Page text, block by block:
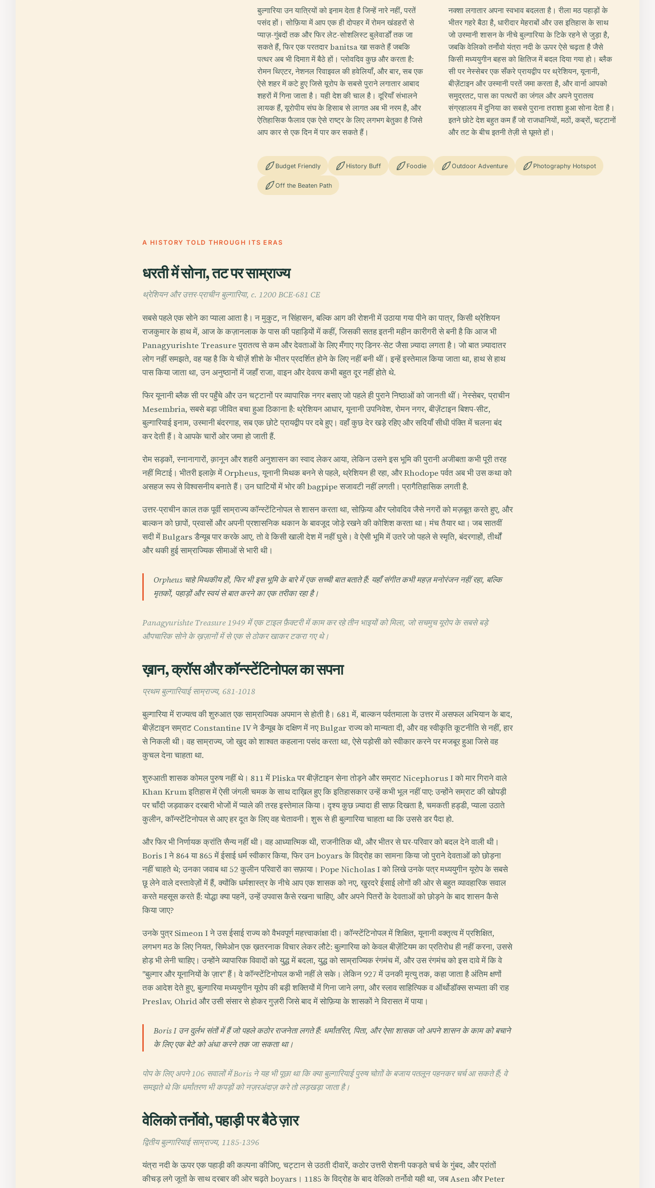
बुल्गारिया उन यात्रियों को इनाम देता है जिन्हें नारे नहीं, परतें
पसंद हों। सोफ़िया में आप एक ही दोपहर में रोमन खंडहरों से
प्याज़-गुंबदों तक और फिर लेट-सोशलिस्ट बुलेवार्डों तक जा
सकते हैं, फिर एक परतदार banitsa खा सकते हैं जबकि
पत्थर अब भी दिमाग़ में बैठे हों। प्लोवदिव कुछ और करता है:
रोमन थिएटर, नेशनल रिवाइवल की हवेलियाँ, और बार, सब एक
ऐसे शहर में कटे हुए जिसे यूरोप के सबसे पुराने लगातार आबाद
शहरों में गिना जाता है। यही देश की चाल है। दूरियाँ संभालने
लायक हैं, यूरोपीय संघ के हिसाब से लागत अब भी नरम है, और
ऐतिहासिक फैलाव एक ऐसे राष्ट्र के लिए लगभग बेतुका है जिसे
आप कार से एक दिन में पार कर सकते हैं।
नक्शा लगातार अपना स्वभाव बदलता है। रीला मठ पहाड़ों के
भीतर गहरे बैठा है, धारीदार मेहराबों और उस इतिहास के साथ
जो उस्मानी शासन के नीचे बुल्गारिया के टिके रहने से जुड़ा है,
जबकि वेलिको तर्नोवो यंत्रा नदी के ऊपर ऐसे चढ़ता है जैसे
किसी मध्ययुगीन बहस को क्षितिज में बदल दिया गया हो। ब्लैक
सी पर नेस्सेबर एक सँकरे प्रायद्वीप पर थ्रेशियन, यूनानी,
बीज़ेंटाइन और उस्मानी परतें जमा करता है, और वार्ना आपको
समुद्रतट, पास का पत्थरों का जंगल और अपने पुरातत्व
संग्रहालय में दुनिया का सबसे पुराना तराशा हुआ सोना देता है।
इतने छोटे देश बहुत कम हैं जो राजधानियों, मठों, कब्रों, चट्टानों
और तट के बीच इतनी तेज़ी से घूमते हों।
Budget Friendly History Buff Foodie Outdoor Adventure Photography Hotspot
Off the Beaten Path
A HISTORY TOLD THROUGH ITS ERAS
धरती में सोना, तट पर साम्राज्य
थ्रेशियन और उत्तर-प्राचीन बुल्गारिया, c. 1200 BCE-681 CE
सबसे पहले एक सोने का प्याला आता है। न मुकुट, न सिंहासन, बल्कि आग की रोशनी में उठाया गया पीने का पात्र, किसी थ्रेशियन
राजकुमार के हाथ में, आज के कज़ानलाक के पास की पहाड़ियों में कहीं, जिसकी सतह इतनी महीन कारीगरी से बनी है कि आज भी
Panagyurishte Treasure पुरातत्व से कम और देवताओं के लिए मँगाए गए डिनर-सेट जैसा ज़्यादा लगता है। जो बात ज़्यादातर
लोग नहीं समझते, वह यह है कि ये चीज़ें शीशे के भीतर प्रदर्शित होने के लिए नहीं बनी थीं। इन्हें इस्तेमाल किया जाता था, हाथ से हाथ
पास किया जाता था, उन अनुष्ठानों में जहाँ राजा, वाइन और देवत्व कभी बहुत दूर नहीं होते थे.
फिर यूनानी ब्लैक सी पर पहुँचे और उन चट्टानों पर व्यापारिक नगर बसाए जो पहले ही पुराने निष्ठाओं को जानती थीं। नेस्सेबर, प्राचीन
Mesembria, सबसे बड़ा जीवित बचा हुआ ठिकाना है: थ्रेशियन आधार, यूनानी उपनिवेश, रोमन नगर, बीज़ेंटाइन बिशप-सीट,
बुल्गारियाई इनाम, उस्मानी बंदरगाह, सब एक छोटे प्रायद्वीप पर दबे हुए। वहाँ कुछ देर खड़े रहिए और सदियाँ सीधी पंक्ति में चलना बंद
कर देती हैं। वे आपके चारों ओर जमा हो जाती हैं.
रोम सड़कों, स्नानागारों, क़ानून और शहरी अनुशासन का स्वाद लेकर आया, लेकिन उसने इस भूमि की पुरानी अजीबता कभी पूरी तरह
नहीं मिटाई। भीतरी इलाक़े में Orpheus, यूनानी मिथक बनने से पहले, थ्रेशियन ही रहा, और Rhodope पर्वत अब भी उस कथा को
असहज रूप से विश्वसनीय बनाते हैं। उन घाटियों में भोर की bagpipe सजावटी नहीं लगती। प्रागैतिहासिक लगती है.
उत्तर-प्राचीन काल तक पूर्वी साम्राज्य कॉन्स्टेंटिनोपल से शासन करता था, सोफ़िया और प्लोवदिव जैसे नगरों को मज़बूत करते हुए, और
बाल्कन को छापों, प्रवासों और अपनी प्रशासनिक थकान के बावजूद जोड़े रखने की कोशिश करता था। मंच तैयार था। जब सातवीं
सदी में Bulgars डैन्यूब पार करके आए, तो वे किसी खाली देश में नहीं घुसे। वे ऐसी भूमि में उतरे जो पहले से स्मृति, बंदरगाहों, तीर्थों
और थकी हुई साम्राज्यिक सीमाओं से भारी थी।
Orpheus चाहे मिथकीय हों, फिर भी इस भूमि के बारे में एक सच्ची बात बताते हैं: यहाँ संगीत कभी महज़ मनोरंजन नहीं रहा, बल्कि
मृतकों, पहाड़ों और स्वयं से बात करने का एक तरीका रहा है।
Panagyurishte Treasure 1949 में एक टाइल फ़ैक्टरी में काम कर रहे तीन भाइयों को मिला, जो सचमुच यूरोप के सबसे बड़े
औपचारिक सोने के ख़ज़ानों में से एक से ठोकर खाकर टकरा गए थे।
ख़ान, क्रॉस और कॉन्स्टेंटिनोपल का सपना
प्रथम बुल्गारियाई साम्राज्य, 681-1018
बुल्गारिया में राज्यत्व की शुरुआत एक साम्राज्यिक अपमान से होती है। 681 में, बाल्कन पर्वतमाला के उत्तर में असफल अभियान के बाद,
बीज़ेंटाइन सम्राट Constantine IV ने डैन्यूब के दक्षिण में नए Bulgar राज्य को मान्यता दी, और वह स्वीकृति कूटनीति से नहीं, हार
से निकली थी। वह साम्राज्य, जो खुद को शाश्वत कहलाना पसंद करता था, ऐसे पड़ोसी को स्वीकार करने पर मजबूर हुआ जिसे वह
कुचल देना चाहता था.
शुरुआती शासक कोमल पुरुष नहीं थे। 811 में Pliska पर बीज़ेंटाइन सेना तोड़ने और सम्राट Nicephorus I को मार गिराने वाले
Khan Krum इतिहास में ऐसी जंगली चमक के साथ दाख़िल हुए कि इतिहासकार उन्हें कभी भूल नहीं पाए: उन्होंने सम्राट की खोपड़ी
पर चाँदी जड़वाकर दरबारी भोजों में प्याले की तरह इस्तेमाल किया। दृश्य कुछ ज़्यादा ही साफ़ दिखता है, चमकती हड्डी, प्याला उठाते
कुलीन, कॉन्स्टेंटिनोपल से आए हर दूत के लिए वह चेतावनी। शुरू से ही बुल्गारिया चाहता था कि उससे डर पैदा हो.
और फिर भी निर्णायक क्रांति सैन्य नहीं थी। वह आध्यात्मिक थी, राजनीतिक थी, और भीतर से घर-परिवार को बदल देने वाली थी।
Boris I ने 864 या 865 में ईसाई धर्म स्वीकार किया, फिर उन boyars के विद्रोह का सामना किया जो पुराने देवताओं को छोड़ना
नहीं चाहते थे; उनका जवाब था 52 कुलीन परिवारों का सफ़ाया। Pope Nicholas I को लिखे उनके पत्र मध्ययुगीन यूरोप के सबसे
छू लेने वाले दस्तावेज़ों में हैं, क्योंकि धर्मशास्त्र के नीचे आप एक शासक को नए, खुरदरे ईसाई लोगों की ओर से बहुत व्यावहारिक सवाल
करते महसूस करते हैं: योद्धा क्या पहनें, उन्हें उपवास कैसे रखना चाहिए, और अपने पितरों के देवताओं को छोड़ने के बाद शासन कैसे
किया जाए?
उनके पुत्र Simeon I ने उस ईसाई राज्य को वैभवपूर्ण महत्त्वाकांक्षा दी। कॉन्स्टेंटिनोपल में शिक्षित, यूनानी वक्तृत्व में प्रशिक्षित,
लगभग मठ के लिए नियत, सिमेओन एक ख़तरनाक विचार लेकर लौटे: बुल्गारिया को केवल बीज़ेंटियम का प्रतिरोध ही नहीं करना, उससे
होड़ भी लेनी चाहिए। उन्होंने व्यापारिक विवादों को युद्ध में बदला, युद्ध को साम्राज्यिक रंगमंच में, और उस रंगमंच को इस दावे में कि वे
"बुल्गार और यूनानियों के ज़ार" हैं। वे कॉन्स्टेंटिनोपल कभी नहीं ले सके। लेकिन 927 में उनकी मृत्यु तक, कहा जाता है अंतिम क्षणों
तक आदेश देते हुए, बुल्गारिया मध्ययुगीन यूरोप की बड़ी शक्तियों में गिना जाने लगा, और स्लाव साहित्यिक व ऑर्थोडॉक्स सभ्यता की राह
Preslav, Ohrid और उसी संसार से होकर गुज़री जिसे बाद में सोफ़िया के शासकों ने विरासत में पाया।
Boris I उन दुर्लभ संतों में हैं जो पहले कठोर राजनेता लगते हैं: धर्मांतरित, पिता, और ऐसा शासक जो अपने शासन के काम को बचाने
के लिए एक बेटे को अंधा करने तक जा सकता था।
पोप के लिए अपने 106 सवालों में Boris ने यह भी पूछा था कि क्या बुल्गारियाई पुरुष चोग़ों के बजाय पतलून पहनकर चर्च आ सकते हैं; वे
समझते थे कि धर्मांतरण भी कपड़ों को नज़रअंदाज़ करे तो लड़खड़ा जाता है।
वेलिको तर्नोवो, पहाड़ी पर बैठे ज़ार
द्वितीय बुल्गारियाई साम्राज्य, 1185-1396
यंत्रा नदी के ऊपर एक पहाड़ी की कल्पना कीजिए, चट्टान से उठती दीवारें, कठोर उत्तरी रोशनी पकड़ते चर्च के गुंबद, और प्रांतों
कीचड़ लगे जूतों के साथ दरबार की ओर चढ़ते boyars। 1185 के विद्रोह के बाद वेलिको तर्नोवो यही था, जब Asen और Peter